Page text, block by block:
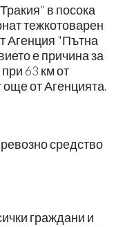
в посока
тежкотоварен
Агенция "Пътна
е причина за
63 км от
още от Агенцията.
средство
граждани и